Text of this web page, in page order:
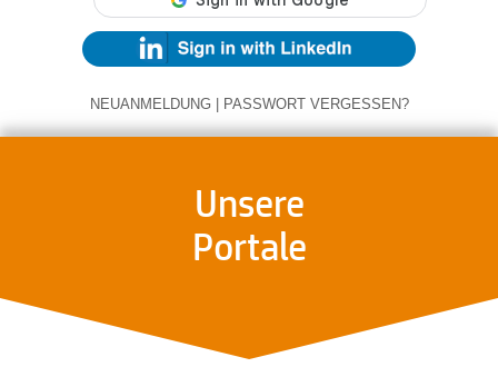
NEUANMELDUNG | PASSWORT VERGESSEN?
Unsere
Portale